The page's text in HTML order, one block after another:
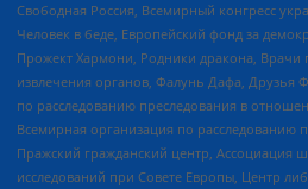
Свободная Россия, Всемирный конгресс
Человек в беде, Европейский фонд за
Прожект Хармони, Родники дракона, Врачи
извлечения органов, Фалунь Дафа, Друзья
по расследованию преследования в
Всемирная организация по расследованию
Пражский гражданский центр, Ассоциация
исследований при Совете Европы, Центр